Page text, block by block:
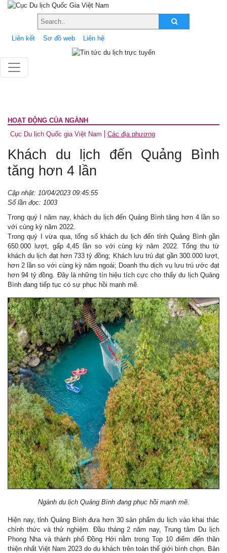
Liên kết Sơ đồ web Liên hệ
HOẠT ĐỘNG CỦA NGÀNH
Cục Du lịch Quốc gia Việt Nam
Các địa phương
Khách du lịch đến Quảng Bình
tăng hơn 4 lần
Cập nhật: 10/04/2023 09:45:55
Số lần đọc: 1003
Trong quý I năm nay, khách du lịch đến Quảng Bình tăng hơn 4 lần so
với cùng kỳ năm 2022.
Trong quý I vừa qua, tổng số khách du lịch đến tỉnh Quảng Bình gần
650.000 lượt, gấp 4,45 lần so với cùng kỳ năm 2022. Tổng thu từ
khách du lịch đạt hơn 733 tỷ đồng; Khách lưu trú đạt gần 300.000 lượt,
hơn 2 lần so với cùng kỳ năm ngoái; Doanh thu dịch vụ lưu trú ước đạt
hơn 94 tỷ đồng. Đây là những tín hiệu tích cực cho thấy du lịch Quảng
Bình đang tiếp tục có sự phục hồi mạnh mẽ.
Ngành du lịch Quảng Bình đang phục hồi mạnh mẽ.
Hiện nay, tỉnh Quảng Bình đưa hơn 30 sản phẩm du lịch vào khai thác
chính thức và thử nghiệm. Đầu tháng 2 năm nay, Trung tâm Du lịch
Phong Nha và thành phố Đồng Hới nằm trong Top 10 điểm đến thân
thiện nhất Việt Nam 2023 do du khách trên toàn thế giới bình chọn. Bản